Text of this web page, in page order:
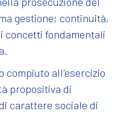
gestione; continuità,
concetti fondamentali
compiuto all'esercizio
propositiva di
carattere sociale di